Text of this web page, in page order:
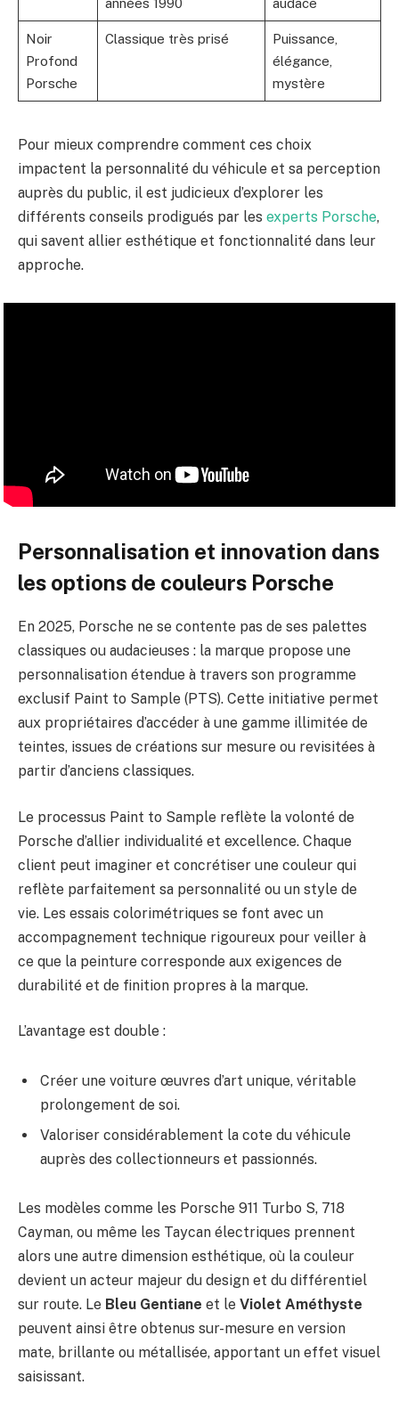
Noir
Profond
Porsche
Classique très prisé
Puissance,
élégance,
mystère
Pour mieux comprendre comment ces choix
impactent la personnalité du véhicule et sa perception
auprès du public, il est judicieux d’explorer les
différents conseils prodigués par les experts Porsche,
qui savent allier esthétique et fonctionnalité dans leur
approche.
Personnalisation et innovation dans
les options de couleurs Porsche
En 2025, Porsche ne se contente pas de ses palettes
classiques ou audacieuses : la marque propose une
personnalisation étendue à travers son programme
exclusif Paint to Sample (PTS). Cette initiative permet
aux propriétaires d’accéder à une gamme illimitée de
teintes, issues de créations sur mesure ou revisitées à
partir d’anciens classiques.
Le processus Paint to Sample reflète la volonté de
Porsche d’allier individualité et excellence. Chaque
client peut imaginer et concrétiser une couleur qui
reflète parfaitement sa personnalité ou un style de
vie. Les essais colorimétriques se font avec un
accompagnement technique rigoureux pour veiller à
ce que la peinture corresponde aux exigences de
durabilité et de finition propres à la marque.
L’avantage est double :
Créer une voiture œuvres d’art unique, véritable
prolongement de soi.
Valoriser considérablement la cote du véhicule
auprès des collectionneurs et passionnés.
Les modèles comme les Porsche 911 Turbo S, 718
Cayman, ou même les Taycan électriques prennent
alors une autre dimension esthétique, où la couleur
devient un acteur majeur du design et du différentiel
sur route. Le Bleu Gentiane et le Violet Améthyste
peuvent ainsi être obtenus sur-mesure en version
mate, brillante ou métallisée, apportant un effet visuel
saisissant.